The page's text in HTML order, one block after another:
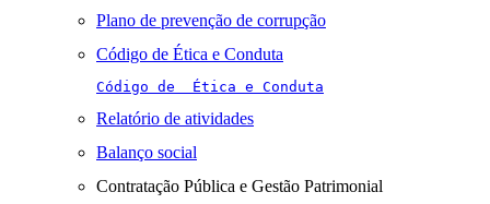
Plano de prevenção de corrupção
Código de Ética e Conduta
Código de  Ética e Conduta
Relatório de atividades
Balanço social
Contratação Pública e Gestão Patrimonial